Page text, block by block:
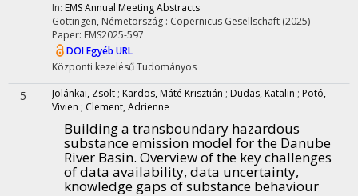
In: EMS Annual Meeting Abstracts
Göttingen, Németország : Copernicus Gesellschaft (2025)
Paper: EMS2025-597
DOIEgyéb URL
Központi kezelésűTudományos
5 Jolánkai, Zsolt ; Kardos, Máté Krisztián ; Dudas, Katalin ; Potó,
Vivien ; Clement, Adrienne
Building a transboundary hazardous
substance emission model for the Danube
River Basin. Overview of the key challenges
of data availability, data uncertainty,
knowledge gaps of substance behaviour